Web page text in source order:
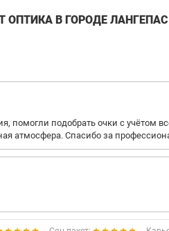
В ГОРОДЕ ЛАНГЕПАС
помогли подобрать очки с учётом
атмосфера. Спасибо за